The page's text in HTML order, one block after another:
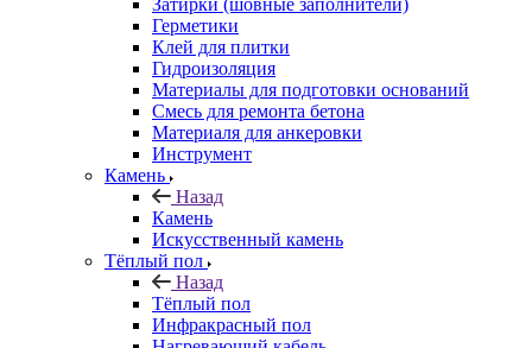
Затирки (шовные заполнители)
Герметики
Клей для плитки
Гидроизоляция
Материалы для подготовки оснований
Смесь для ремонта бетона
Материаля для анкеровки
Инструмент
Камень
Назад
Камень
Искусственный камень
Тёплый пол
Назад
Тёплый пол
Инфракрасный пол